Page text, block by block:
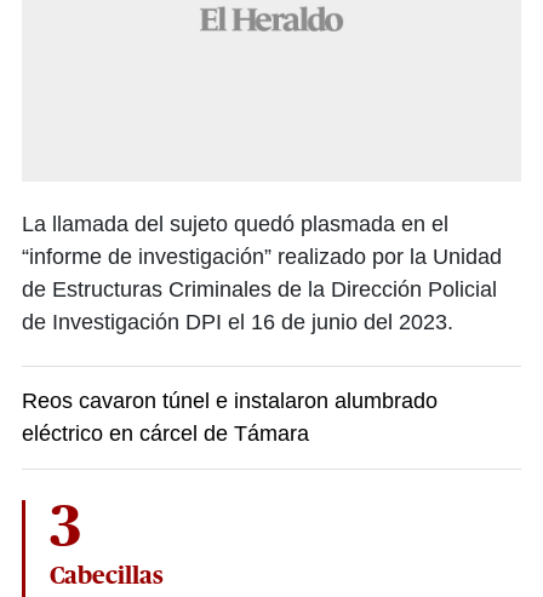
La llamada del sujeto quedó plasmada en el
“informe de investigación” realizado por la Unidad
de Estructuras Criminales de la Dirección Policial
de Investigación DPI el 16 de junio del 2023.
Reos cavaron túnel e instalaron alumbrado
eléctrico en cárcel de Támara
3
Cabecillas